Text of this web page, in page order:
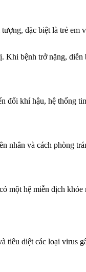
đặc biệt là trẻ em
Khi bệnh trở nặng, diễn
đổi khí hậu, hệ thống
nhân và cách phòng
một hệ miễn dịch khỏe
tiêu diệt các loại virus